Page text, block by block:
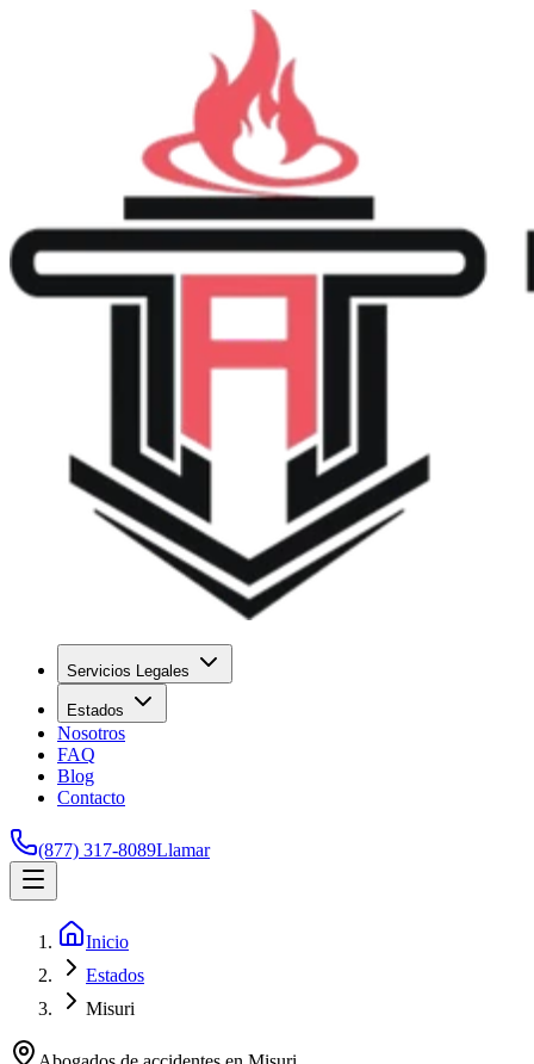
Servicios Legales
Estados
Nosotros
FAQ
Blog
Contacto
(877) 317-8089Llamar
Inicio
Estados
Misuri